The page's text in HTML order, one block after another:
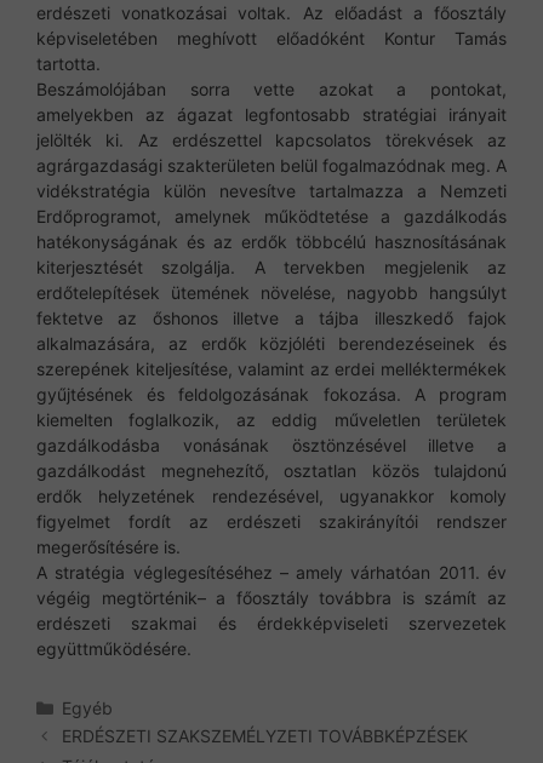
erdészeti vonatkozásai voltak. Az előadást a főosztály
képviseletében meghívott előadóként Kontur Tamás
tartotta.
Beszámolójában sorra vette azokat a pontokat,
amelyekben az ágazat legfontosabb stratégiai irányait
jelölték ki. Az erdészettel kapcsolatos törekvések az
agrárgazdasági szakterületen belül fogalmazódnak meg. A
vidékstratégia külön nevesítve tartalmazza a Nemzeti
Erdőprogramot, amelynek működtetése a gazdálkodás
hatékonyságának és az erdők többcélú hasznosításának
kiterjesztését szolgálja. A tervekben megjelenik az
erdőtelepítések ütemének növelése, nagyobb hangsúlyt
fektetve az őshonos illetve a tájba illeszkedő fajok
alkalmazására, az erdők közjóléti berendezéseinek és
szerepének kiteljesítése, valamint az erdei melléktermékek
gyűjtésének és feldolgozásának fokozása. A program
kiemelten foglalkozik, az eddig műveletlen területek
gazdálkodásba vonásának ösztönzésével illetve a
gazdálkodást megnehezítő, osztatlan közös tulajdonú
erdők helyzetének rendezésével, ugyanakkor komoly
figyelmet fordít az erdészeti szakirányítói rendszer
megerősítésére is.
A stratégia véglegesítéséhez – amely várhatóan 2011. év
végéig megtörténik– a főosztály továbbra is számít az
erdészeti szakmai és érdekképviseleti szervezetek
együttműködésére.
Kategória
Egyéb
ERDÉSZETI SZAKSZEMÉLYZETI TOVÁBBKÉPZÉSEK